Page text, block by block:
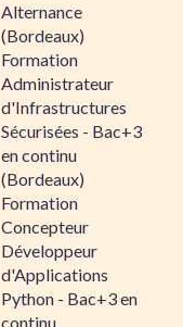
Alternance
(Bordeaux)
Formation
Administrateur
d'Infrastructures
Sécurisées - Bac+3
en continu
(Bordeaux)
Formation
Concepteur
Développeur
d'Applications
Python - Bac+3 en
continu